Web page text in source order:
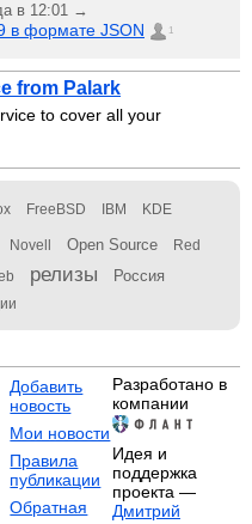
в 12:01 →
в формате JSON 1
from Palark
to cover all your
FreeBSD IBM KDE
Novell Open Source Red
релизы Россия
Добавить
новость
Мои новости
Правила
публикации
Обратная
Разработано в
компании
Идея и
поддержка
проекта —
Дмитрий